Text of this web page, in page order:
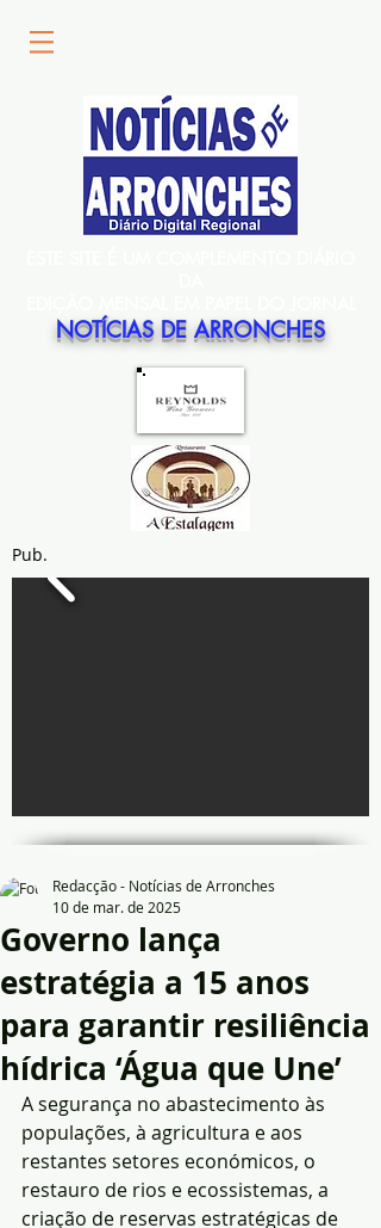
NOTÍCIAS DE ARRONCHES
Pub.
Governo lança
estratégia a 15 anos
para garantir resiliência
hídrica ‘Água que Une’
Redacção - Notícias de Arronches
10 de mar. de 2025
A segurança no abastecimento às
populações, à agricultura e aos
restantes setores económicos, o
restauro de rios e ecossistemas, a
criação de reservas estratégicas de